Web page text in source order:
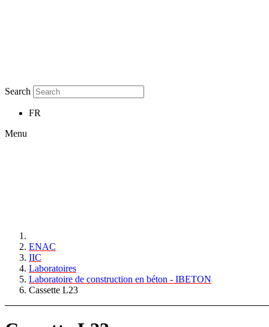
Search
FR
Menu
ENAC
IIC
Laboratoires
Laboratoire de construction en béton - IBETON
Cassette L23